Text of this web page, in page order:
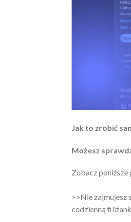
Jak to zrobić
Możesz
Zobacz poniższe
>>Nie zajmujesz
codzienną